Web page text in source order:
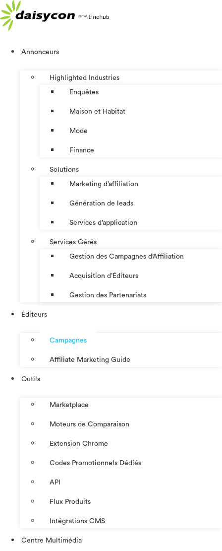
Aller
au
contenu
Annonceurs
Highlighted Industries
Enquêtes
Maison et Habitat
Mode
Finance
Solutions
Marketing d’affiliation
Génération de leads
Services d’application
Services Gérés
Gestion des Campagnes d’Affiliation​
Acquisition d’Éditeurs
Gestion des Partenariats
Éditeurs
Campagnes
Affiliate Marketing Guide
Outils
Marketplace
Moteurs de Comparaison
Extension Chrome
Codes Promotionnels Dédiés
API
Flux Produits
Intégrations CMS
Centre Multimédia